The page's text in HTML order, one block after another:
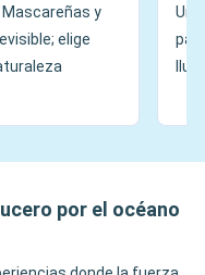
y
elige
por el océano